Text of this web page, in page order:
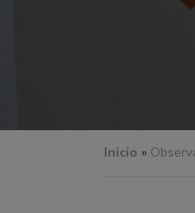
Inicio »